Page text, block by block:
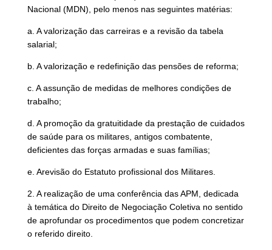
Nacional (MDN), pelo menos nas seguintes matérias:
a. A valorização das carreiras e a revisão da tabela
salarial;
b. A valorização e redefinição das pensões de reforma;
c. A assunção de medidas de melhores condições de
trabalho;
d. A promoção da gratuitidade da prestação de cuidados
de saúde para os militares, antigos combatente,
deficientes das forças armadas e suas famílias;
e. Arevisão do Estatuto profissional dos Militares.
2. A realização de uma conferência das APM, dedicada
à temática do Direito de Negociação Coletiva no sentido
de aprofundar os procedimentos que podem concretizar
o referido direito.